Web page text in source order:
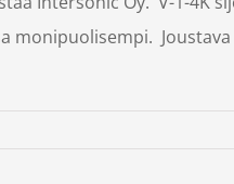
monipuolisempi. Joustava